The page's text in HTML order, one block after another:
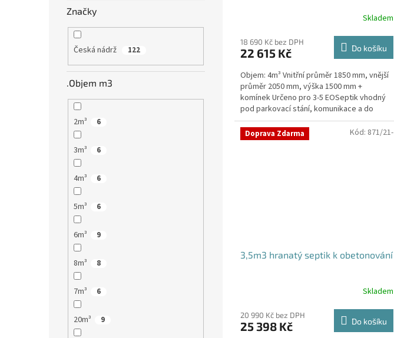
Značky
Česká nádrž 122
.Objem m3
2m³ 6
3m³ 6
4m³ 6
5m³ 6
6m³ 9
8m³ 8
7m³ 6
20m³ 9
Skladem
18 690 Kč bez DPH
22 615 Kč Do košíku
Objem: 4m³ Vnitřní průměr 1850 mm, vnější
průměr 2050 mm, výška 1500 mm +
komínek Určeno pro 3-5 EOSeptik vhodný
pod parkovací stání, komunikace a do
jílovité zeminyPrůměr...
Doprava Zdarma
3,5m3 hranatý septik k obetonování
Skladem
20 990 Kč bez DPH
25 398 Kč Do košíku
Kód: 871/21-